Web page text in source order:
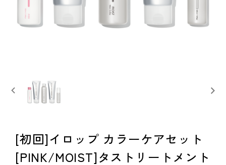
[初回]イロップ カラーケアセット
[PINK/MOIST]タストリートメント